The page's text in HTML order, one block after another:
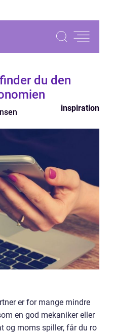
du den
inspiration
er for mange mindre
en god mekaniker eller
og moms spiller, får du ro